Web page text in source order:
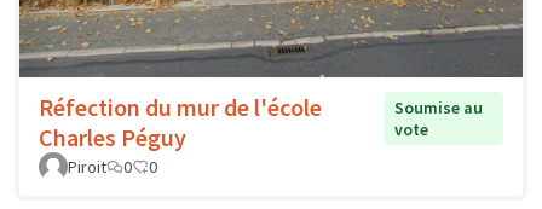
Réfection du mur de l'école
Charles Péguy
Soumise au
vote
Piroit
0 0